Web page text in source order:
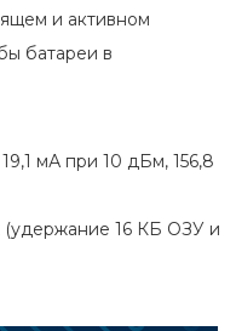
и активном
батареи в
мА при 10 дБм, 156,8
(удержание 16 КБ ОЗУ и